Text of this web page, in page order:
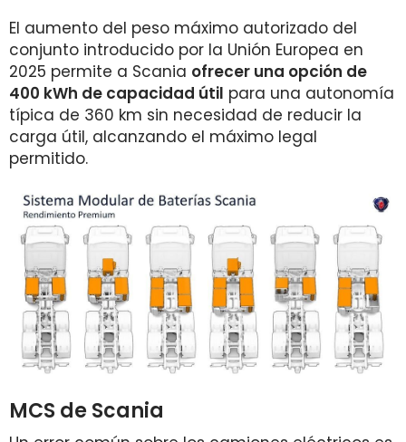
El aumento del peso máximo autorizado del
conjunto introducido por la Unión Europea en
2025 permite a Scania ofrecer una opción de
400 kWh de capacidad útil para una autonomía
típica de 360 km sin necesidad de reducir la
carga útil, alcanzando el máximo legal
permitido.
MCS de Scania